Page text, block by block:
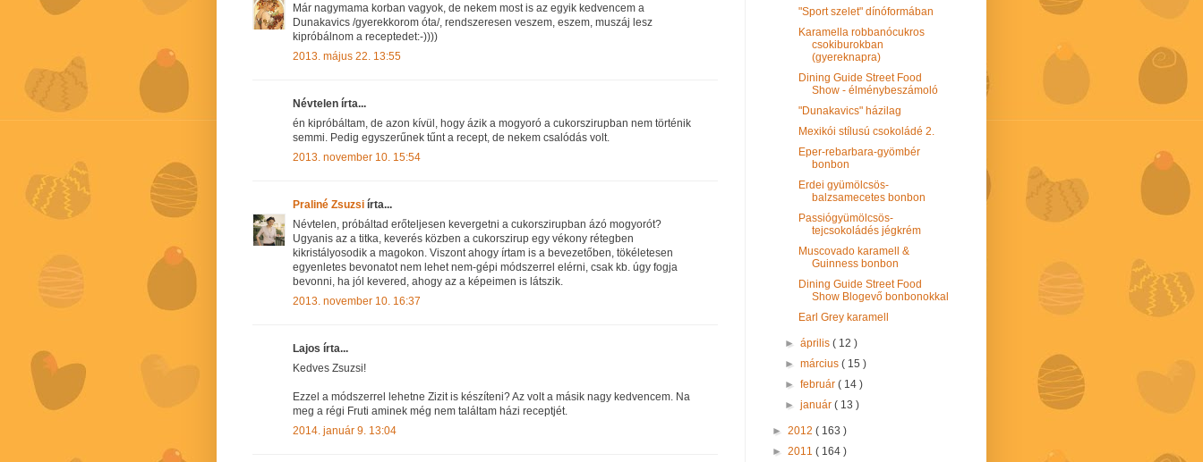
Már nagymama korban vagyok, de nekem most is az egyik kedvencem a
Dunakavics /gyerekkorom óta/, rendszeresen veszem, eszem, muszáj lesz
kipróbálnom a receptedet:-))))
2013. május 22. 13:55
Névtelen írta...
én kipróbáltam, de azon kívül, hogy ázik a mogyoró a cukorszirupban nem történik
semmi. Pedig egyszerűnek tűnt a recept, de nekem csalódás volt.
2013. november 10. 15:54
Praliné Zsuzsi írta...
Névtelen, próbáltad erőteljesen kevergetni a cukorszirupban ázó mogyorót?
Ugyanis az a titka, keverés közben a cukorszirup egy vékony rétegben
kikristályosodik a magokon. Viszont ahogy írtam is a bevezetőben, tökéletesen
egyenletes bevonatot nem lehet nem-gépi módszerrel elérni, csak kb. úgy fogja
bevonni, ha jól kevered, ahogy az a képeimen is látszik.
2013. november 10. 16:37
Lajos írta...
Kedves Zsuzsi!
Ezzel a módszerrel lehetne Zizit is készíteni? Az volt a másik nagy kedvencem. Na
meg a régi Fruti aminek még nem találtam házi receptjét.
2014. január 9. 13:04
"Sport szelet" dínóformában
Karamella robbanócukros
csokiburokban
(gyereknapra)
Dining Guide Street Food
Show - élménybeszámoló
"Dunakavics" házilag
Mexikói stílusú csokoládé 2.
Eper-rebarbara-gyömbér
bonbon
Erdei gyümölcsös-
balzsamecetes bonbon
Passiógyümölcsös-
tejcsokoládés jégkrém
Muscovado karamell &
Guinness bonbon
Dining Guide Street Food
Show Blogevő bonbonokkal
Earl Grey karamell
►április( 12 )
►március( 15 )
►február( 14 )
►január( 13 )
► 2012 ( 163 )
► 2011 ( 164 )